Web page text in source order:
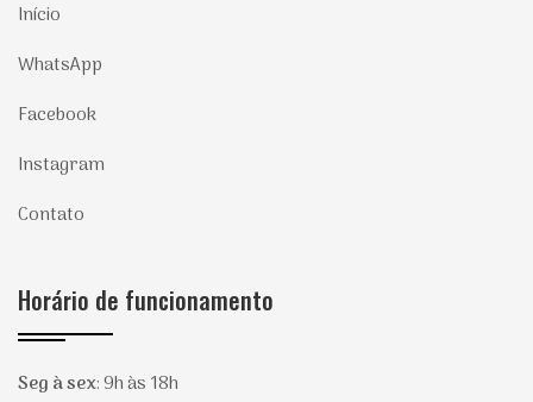
Início
WhatsApp
Facebook
Instagram
Contato
Horário de funcionamento
Seg à sex:9h às 18h